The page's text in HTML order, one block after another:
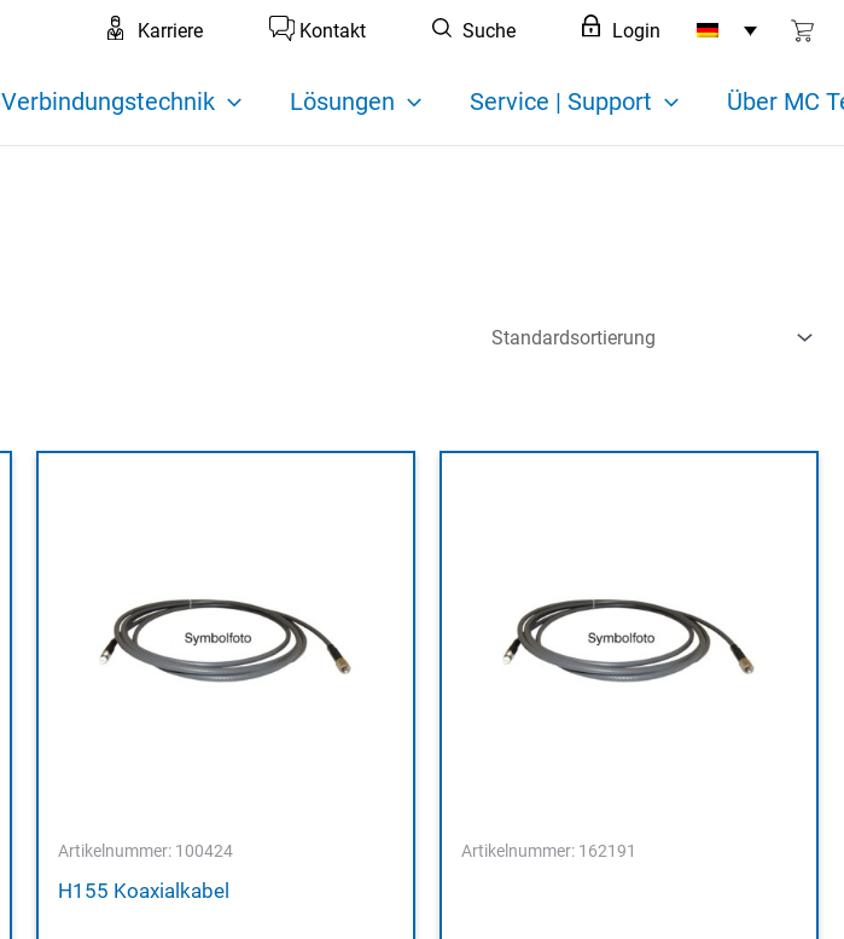
Karriere Kontakt Suche Login
Verbindungstechnik Lösungen Service | Support Über MC
Artikelnummer: 100424
H155 Koaxialkabel
Artikelnummer: 162191